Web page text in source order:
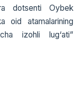
dotsenti Oybek
oid atamalarining
izohli lug‘ati”